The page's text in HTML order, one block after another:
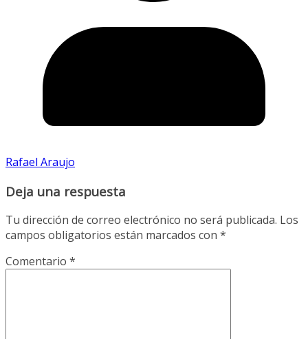
Rafael Araujo
Deja una respuesta
Tu dirección de correo electrónico no será publicada. Los
campos obligatorios están marcados con *
Comentario *